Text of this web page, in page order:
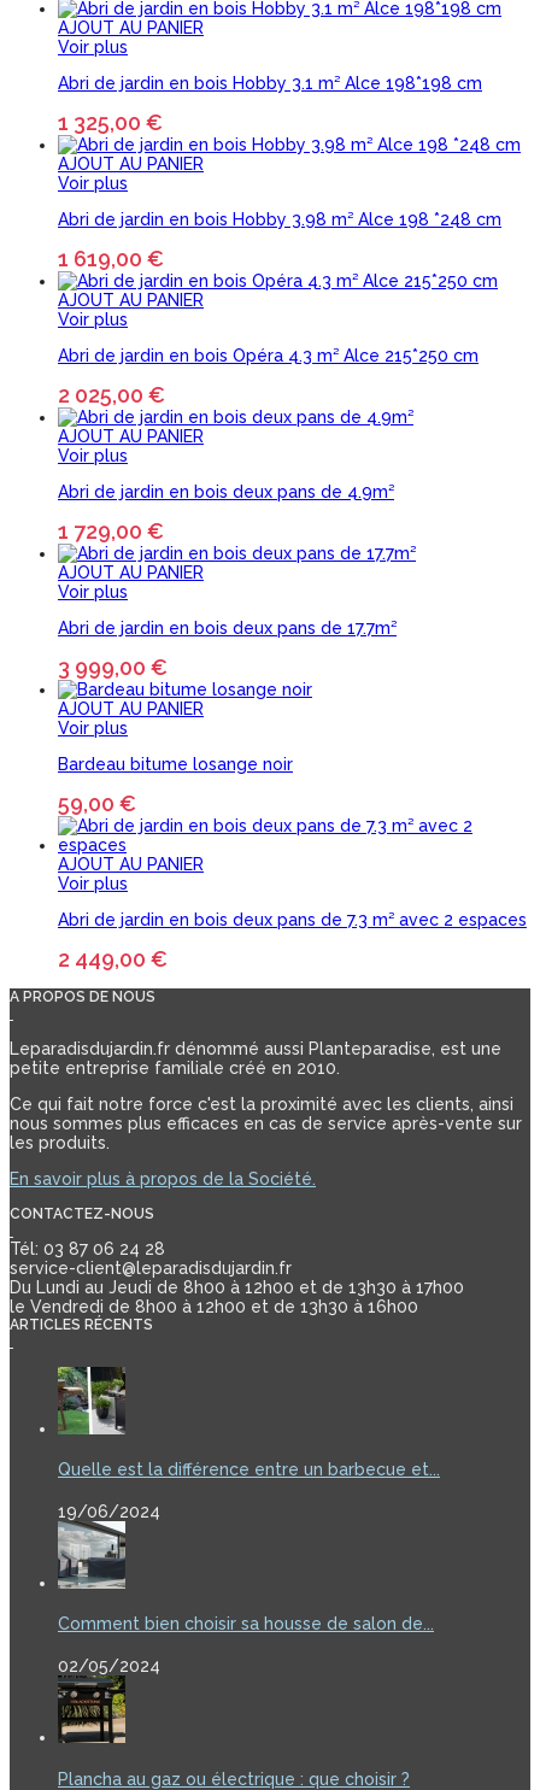
AJOUT AU PANIER
Voir plus
Abri de jardin en bois Hobby 3.1 m² Alce 198*198 cm
1 325,00 €
AJOUT AU PANIER
Voir plus
Abri de jardin en bois Hobby 3.98 m² Alce 198 *248 cm
1 619,00 €
AJOUT AU PANIER
Voir plus
Abri de jardin en bois Opéra 4.3 m² Alce 215*250 cm
2 025,00 €
AJOUT AU PANIER
Voir plus
Abri de jardin en bois deux pans de 4.9m²
1 729,00 €
AJOUT AU PANIER
Voir plus
Abri de jardin en bois deux pans de 17.7m²
3 999,00 €
AJOUT AU PANIER
Voir plus
Bardeau bitume losange noir
59,00 €
AJOUT AU PANIER
Voir plus
Abri de jardin en bois deux pans de 7.3 m² avec 2 espaces
2 449,00 €
A PROPOS DE NOUS
Leparadisdujardin.fr dénommé aussi Planteparadise, est une
petite entreprise familiale créé en 2010.
Ce qui fait notre force c'est la proximité avec les clients, ainsi
nous sommes plus efficaces en cas de service après-vente sur
les produits.
En savoir plus à propos de la Société.
CONTACTEZ-NOUS
Tél: 03 87 06 24 28
service-client@leparadisdujardin.fr
Du Lundi au Jeudi de 8h00 à 12h00 et de 13h30 à 17h00
le Vendredi de 8h00 à 12h00 et de 13h30 à 16h00
ARTICLES RÉCENTS
Quelle est la différence entre un barbecue et...
19/06/2024
Comment bien choisir sa housse de salon de...
02/05/2024
Plancha au gaz ou électrique : que choisir ?